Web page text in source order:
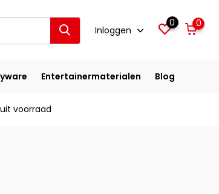
Inloggen
0 0
Entertainermaterialen Blog
voorraad